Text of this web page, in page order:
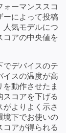
ーマンススコ
ーによって投稿
人気モデルにつ
コアの中央値を
でデバイスのテ
イスの温度が高
動作させたま
スコアを下げる
よりよく示さ
境下でお使いの
アが得られる